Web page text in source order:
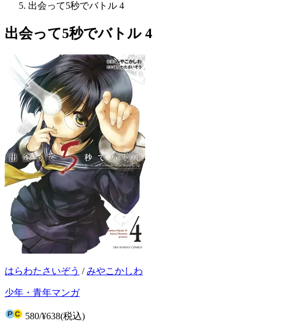
出会って5秒でバトル 4
出会って5秒でバトル 4
はらわたさいぞう /みやこかしわ
少年・青年マンガ
580/¥638(税込)